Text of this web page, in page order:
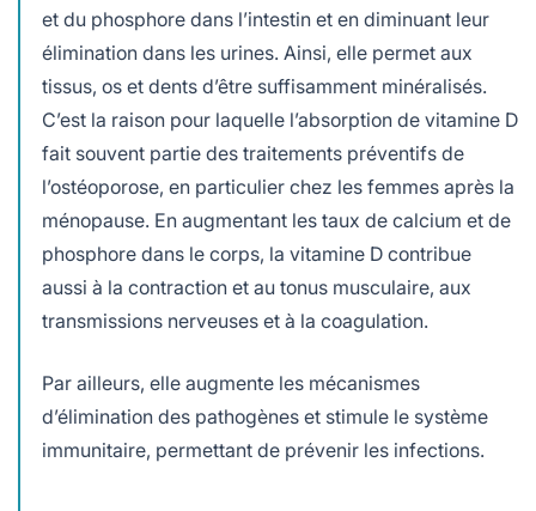
et du phosphore dans l’intestin et en diminuant leur
élimination dans les urines. Ainsi, elle permet aux
tissus, os et dents d’être suffisamment minéralisés.
C’est la raison pour laquelle l’absorption de vitamine D
fait souvent partie des traitements préventifs de
l’ostéoporose, en particulier chez les femmes après la
ménopause. En augmentant les taux de calcium et de
phosphore dans le corps, la vitamine D contribue
aussi à la contraction et au tonus musculaire, aux
transmissions nerveuses et à la coagulation.
Par ailleurs, elle augmente les mécanismes
d’élimination des pathogènes et stimule le système
immunitaire, permettant de prévenir les infections.